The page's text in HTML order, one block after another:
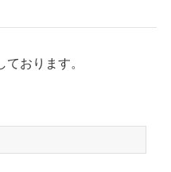
おります。